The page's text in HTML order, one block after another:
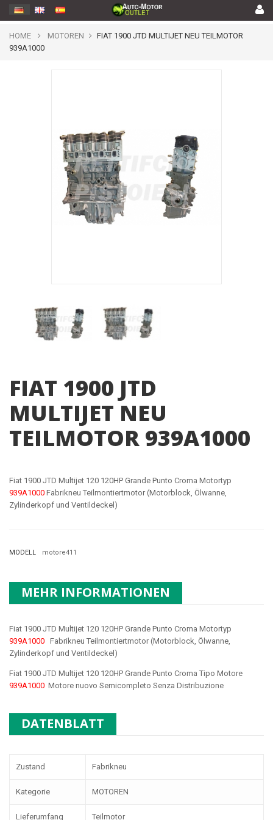
HOME MOTOREN
FIAT 1900 JTD MULTIJET NEU TEILMOTOR
939A1000
FIAT 1900 JTD
MULTIJET NEU
TEILMOTOR 939A1000
Fiat 1900 JTD Multijet 120 120HP Grande Punto Croma Motortyp
939A1000 Fabrikneu Teilmontiertmotor (Motorblock, Ölwanne,
Zylinderkopf und Ventildeckel)
MODELL motore411
MEHR INFORMATIONEN
Fiat 1900 JTD Multijet 120 120HP Grande Punto Croma Motortyp
939A1000 Fabrikneu Teilmontiertmotor (Motorblock, Ölwanne,
Zylinderkopf und Ventildeckel)
Fiat 1900 JTD Multijet 120 120HP Grande Punto Croma Tipo Motore
939A1000 Motore nuovo Semicompleto Senza Distribuzione
DATENBLATT
Zustand Fabrikneu
Kategorie MOTOREN
Lieferumfang Teilmotor